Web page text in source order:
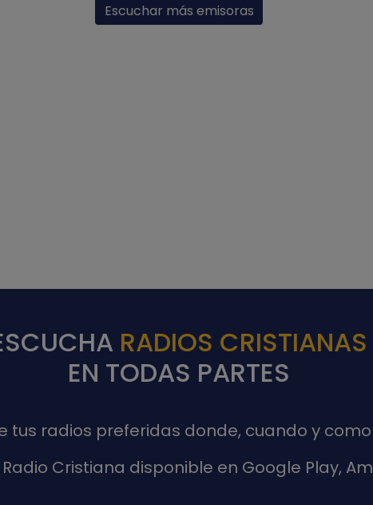
Escuchar más emisoras
RADIOS CRISTIANAS
EN TODAS PARTES
tus radios preferidas donde, cuando y
Cristiana disponible en Google Play,